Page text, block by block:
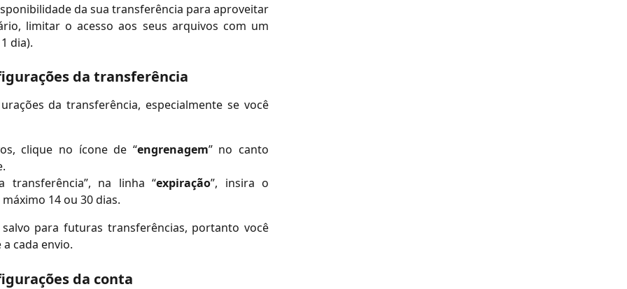
da sua transferência para aproveitar
limitar o acesso aos seus arquivos com um
dia).
da transferência
da transferência, especialmente se você
clique no ícone de “engrenagem” no canto
transferência”, na linha “expiração”, insira o
14 ou 30 dias.
para futuras transferências, portanto você
cada envio.
da conta